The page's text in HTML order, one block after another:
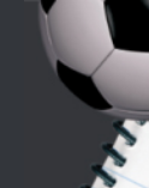
Skip to content